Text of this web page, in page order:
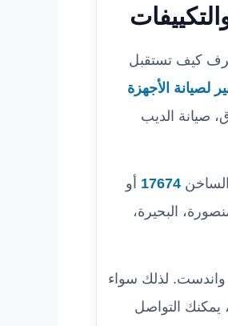
كيف تستقبل
لصيانة الأجهزة
صيانة الديب
17674 أو
البحيرة،
واندست. لذلك سواء
التواصل